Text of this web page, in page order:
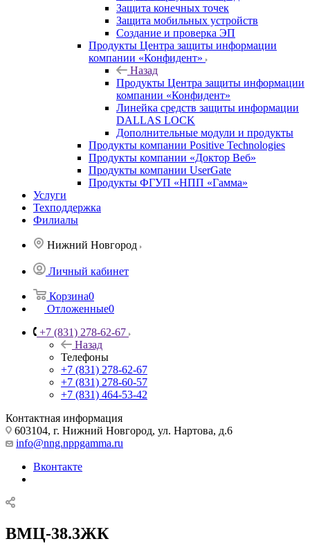
Защита конечных точек
Защита мобильных устройств
Создание и проверка ЭП
Продукты Центра защиты информации
компании «Конфидент»
Назад
Продукты Центра защиты информации
компании «Конфидент»
Линейка средств защиты информации
DALLAS LOCK
Дополнительные модули и продукты
Продукты компании Positive Technologies
Продукты компании «Доктор Веб»
Продукты компании UserGate
Продукты ФГУП «НПП «Гамма»
Услуги
Техподдержка
Филиалы
Нижний Новгород
Личный кабинет
Корзина0
Отложенные0
+7 (831) 278-62-67
Назад
Телефоны
+7 (831) 278-62-67
+7 (831) 278-60-57
+7 (831) 464-53-42
Контактная информация
603104, г. Нижний Новгород, ул. Нартова, д.6
info@nng.nppgamma.ru
Вконтакте
ВМЦ-38.3ЖК